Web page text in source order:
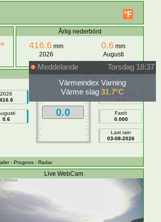
°F
Årlig nederbörd
416.6 mm
2026
0.6 mm
Augusti
Nederbörd idag - mm 18:36:47
2026
416.6
0.6
0.0
Sista timmen
Fart/t
0.000
Last rain
03-08-2026
- Prognos - Radar
Live WebCam
Meddelande
Torsdag 18:37
Värmeindex Varning
Värme slag 31.7°C